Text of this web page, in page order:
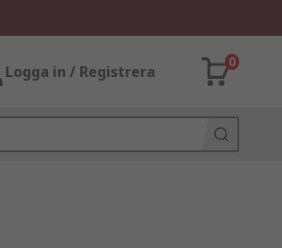
Logga in / Registrera
0